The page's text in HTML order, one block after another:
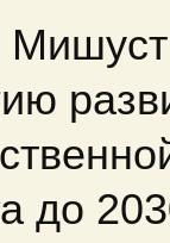
до